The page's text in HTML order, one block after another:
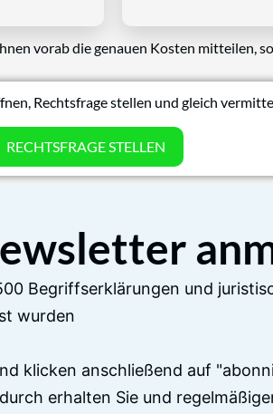
vorab die genauen Kosten mitteilen,
Rechtsfrage stellen und gleich
RECHTSFRAGE STELLEN
Begriffserklärungen und
wurden
klicken anschließend auf
erhalten Sie und